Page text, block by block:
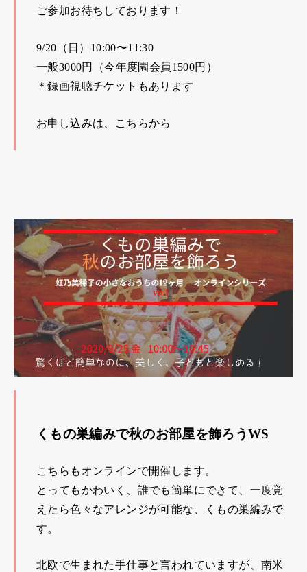
ご参加お待ちしております！
9/20（日）10:00〜11:30
一般3000円（今年度園会員1500円）
＊録画視聴チケットもあります
お申し込みは、こちらから
くもの巣編みで秋のお部屋を飾ろうWS
こちらもオンラインで開催します。
とってもかわいく、誰でも簡単にできて、一度覚
えたら色々なアレンジが可能な、くもの巣編みで
す。
北欧で生まれた手仕事と言われていますが、南米